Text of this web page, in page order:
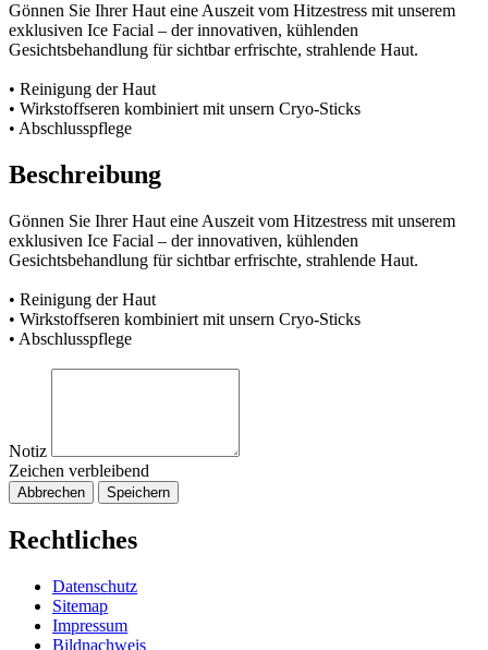
Gönnen Sie Ihrer Haut eine Auszeit vom Hitzestress mit unserem
exklusiven Ice Facial – der innovativen, kühlenden
Gesichtsbehandlung für sichtbar erfrischte, strahlende Haut.
• Reinigung der Haut
• Wirkstoffseren kombiniert mit unsern Cryo-Sticks
• Abschlusspflege
Beschreibung
Gönnen Sie Ihrer Haut eine Auszeit vom Hitzestress mit unserem
exklusiven Ice Facial – der innovativen, kühlenden
Gesichtsbehandlung für sichtbar erfrischte, strahlende Haut.
• Reinigung der Haut
• Wirkstoffseren kombiniert mit unsern Cryo-Sticks
• Abschlusspflege
Notiz
Zeichen verbleibend
Abbrechen Speichern
Rechtliches
Datenschutz
Sitemap
Impressum
Bildnachweis